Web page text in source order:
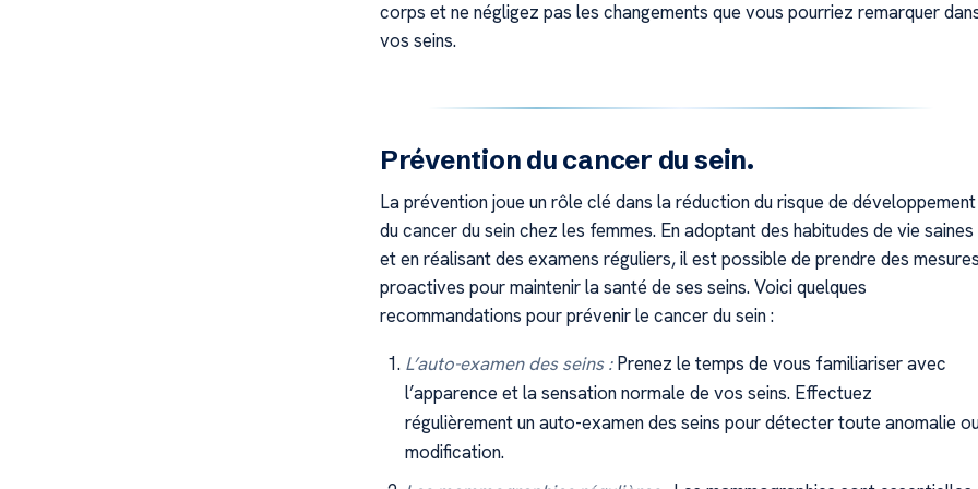
corps et ne négligez pas les changements que vous pourriez remarquer
vos seins.
Prévention du cancer du sein.
La prévention joue un rôle clé dans la réduction du risque de développement
du cancer du sein chez les femmes. En adoptant des habitudes de vie saines
et en réalisant des examens réguliers, il est possible de prendre des mesures
proactives pour maintenir la santé de ses seins. Voici quelques
recommandations pour prévenir le cancer du sein :
L’auto-examen des seins :Prenez le temps de vous familiariser avec
l’apparence et la sensation normale de vos seins. Effectuez
régulièrement un auto-examen des seins pour détecter toute anomalie
modification.